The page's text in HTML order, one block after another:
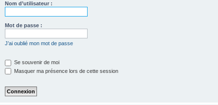
Nom d’utilisateur :
Mot de passe :
J’ai oublié mon mot de passe
Se souvenir de moi
Masquer ma présence lors de cette session